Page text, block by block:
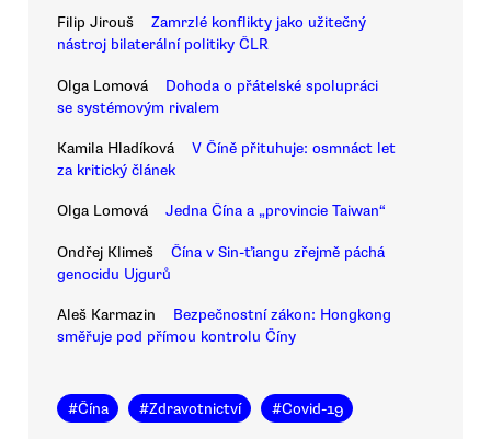
Filip Jirouš
Zamrzlé konflikty jako užitečný
nástroj bilaterální politiky ČLR
Olga Lomová
Dohoda o přátelské spolupráci
se systémovým rivalem
Kamila Hladíková
V Číně přituhuje: osmnáct let
za kritický článek
Olga Lomová Jedna Čína a „provincie Taiwan“
Ondřej Klimeš
Čína v Sin-ťiangu zřejmě páchá
genocidu Ujgurů
Aleš Karmazin
Bezpečnostní zákon: Hongkong
směřuje pod přímou kontrolu Číny
#Čína #Zdravotnictví #Covid-19